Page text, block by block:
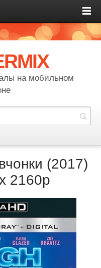
на мобильном
(2017)
2160p